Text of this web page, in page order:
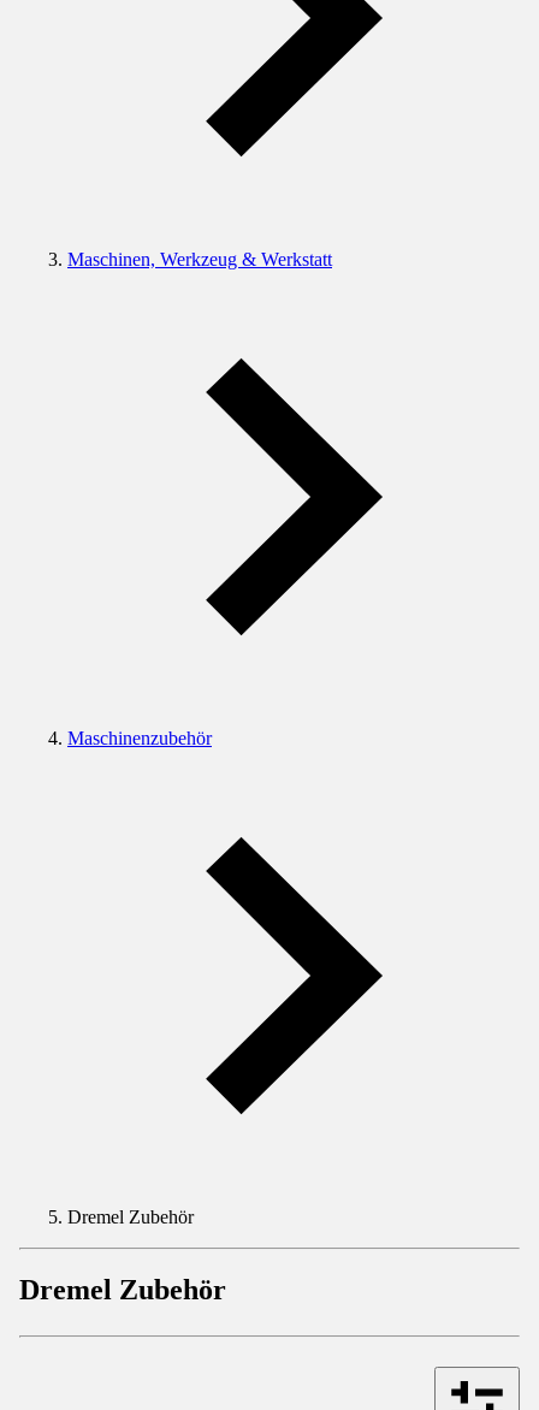
Maschinen, Werkzeug & Werkstatt
Maschinenzubehör
Dremel Zubehör
Dremel Zubehör